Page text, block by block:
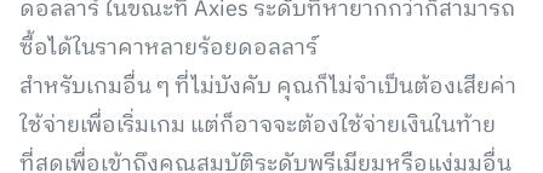
ดอลลาร์ ในขณะที่ Axies ระดับที่หายากกว่าก็สามารถ
ซื้อได้ในราคาหลายร้อยดอลลาร์
สำหรับเกมอื่น ๆ ที่ไม่บังคับ คุณก็ไม่จำเป็นต้องเสียค่า
ใช้จ่ายเพื่อเริ่มเกม แต่ก็อาจจะต้องใช้จ่ายเงินในท้าย
ที่สุดเพื่อเข้าถึงคุณสมบัติระดับพรีเมียมหรือแง่มุมอื่น